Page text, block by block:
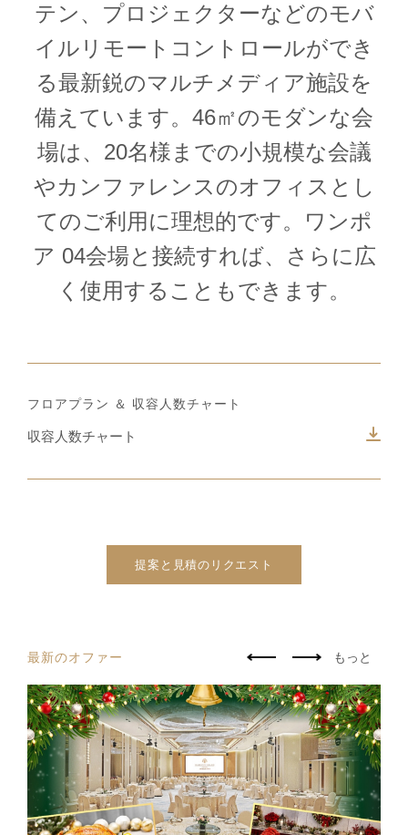
テン、プロジェクターなどのモバ
イルリモートコントロールができ
る最新鋭のマルチメディア施設を
備えています。46㎡のモダンな会
場は、20名様までの小規模な会議
やカンファレンスのオフィスとし
てのご利用に理想的です。ワンポ
ア 04会場と接続すれば、さらに広
く使用することもできます。
フロアプラン ＆ 収容人数チャート
収容人数チャート
提案と見積のリクエスト
最新のオファー もっと